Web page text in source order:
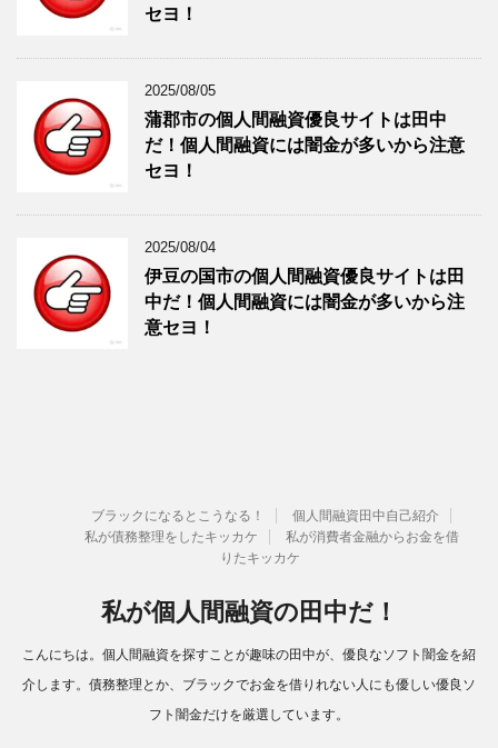
セヨ！
2025/08/05
蒲郡市の個人間融資優良サイトは田中
だ！個人間融資には闇金が多いから注意
セヨ！
2025/08/04
伊豆の国市の個人間融資優良サイトは田
中だ！個人間融資には闇金が多いから注
意セヨ！
ブラックになるとこうなる！
個人間融資田中自己紹介
私が債務整理をしたキッカケ
私が消費者金融からお金を借
りたキッカケ
私が個人間融資の田中だ！
こんにちは。個人間融資を探すことが趣味の田中が、優良なソフト闇金を紹
介します。債務整理とか、ブラックでお金を借りれない人にも優しい優良ソ
フト闇金だけを厳選しています。